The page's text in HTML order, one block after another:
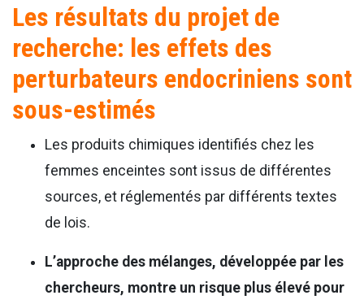
Les résultats du projet de
recherche: les effets des
perturbateurs endocriniens sont
sous-estimés
Les produits chimiques identifiés chez les
femmes enceintes sont issus de différentes
sources, et réglementés par différents textes
de lois.
L’approche des mélanges, développée par les
chercheurs, montre un risque plus élevé pour